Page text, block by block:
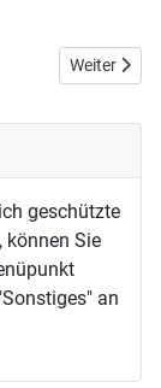
Nächster
Weiter
geschützte
können Sie
an